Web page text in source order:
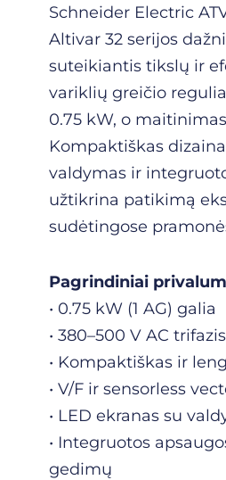
Schneider Electric
Altivar 32 serijos
suteikiantis tikslų ir
variklių greičio
0.75 kW, o
Kompaktiškas
valdymas ir
užtikrina patikimą
sudėtingose
Pagrindiniai
• 0.75 kW (1 AG) galia
• 380–500 V AC
• Kompaktiškas ir
• V/F ir sensorless
• LED ekranas su
• Integruotos
gedimų